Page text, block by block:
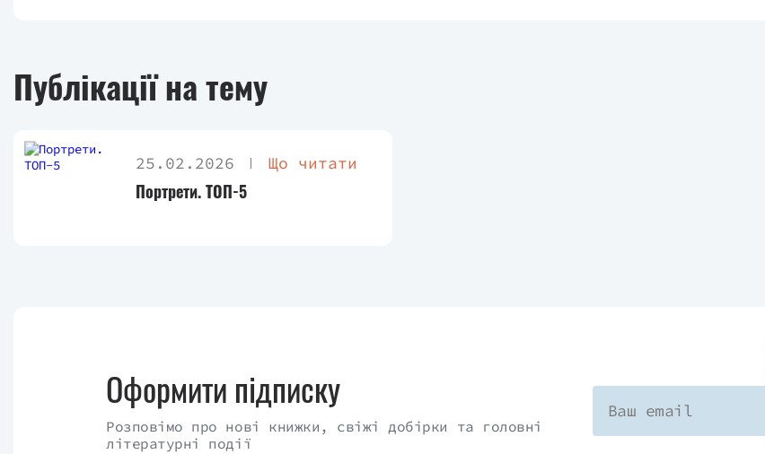
контекст епохи. Чи є ця праця справою життя автора, чи лише предметом його суто
наукових інтересів — значення не має, однак широта його історичних знань та глибина
Переклад - Володимир Панченко. Ілюстрації - Владислав Єрко.
Публікації на тему
25.02.2026 Що читати
Портрети. ТОП-5
Оформити підписку
Розповімо про нові книжки, свіжі добірки та головні
літературні події